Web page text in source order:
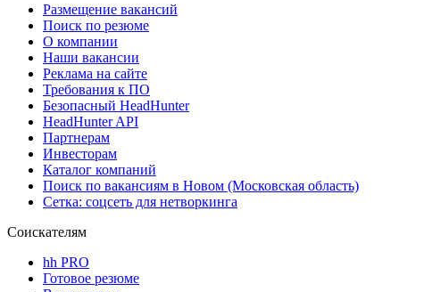
Размещение вакансий
Поиск по резюме
О компании
Наши вакансии
Реклама на сайте
Требования к ПО
Безопасный HeadHunter
HeadHunter API
Партнерам
Инвесторам
Каталог компаний
Поиск по вакансиям в Новом (Московская область)
Сетка: соцсеть для нетворкинга
Соискателям
hh PRO
Готовое резюме